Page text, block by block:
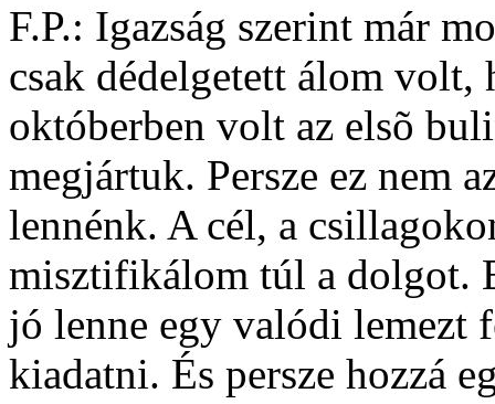
F.P.: Igazság szerint már
csak dédelgetett álom
októberben volt az elsõ
megjártuk. Persze ez nem
lennénk. A cél, a
misztifikálom túl a dolgot.
jó lenne egy valódi lemezt
kiadatni. És persze hozzá